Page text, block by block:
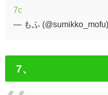
7c
— もふ (@sumikko_mofu)
7、